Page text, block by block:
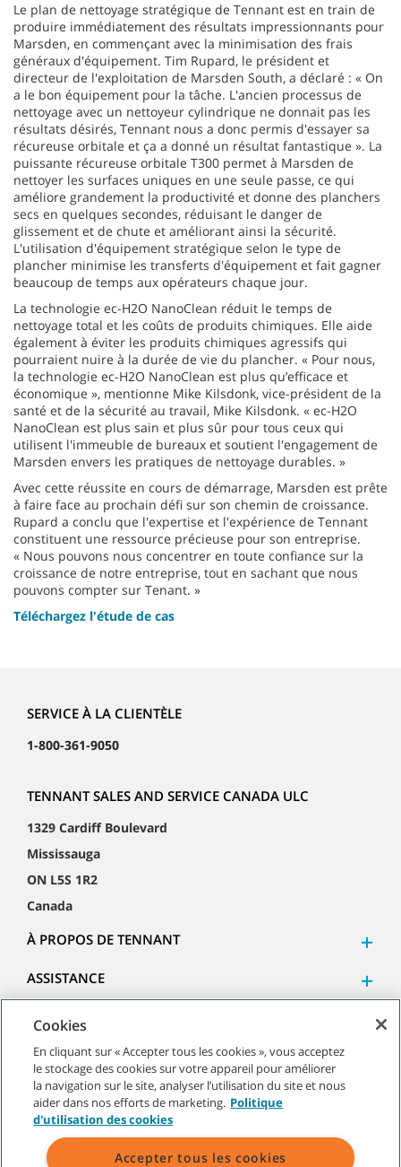
Le plan de nettoyage stratégique de Tennant est en train de
produire immédiatement des résultats impressionnants pour
Marsden, en commençant avec la minimisation des frais
généraux d'équipement. Tim Rupard, le président et
directeur de l'exploitation de Marsden South, a déclaré : « On
a le bon équipement pour la tâche. L'ancien processus de
nettoyage avec un nettoyeur cylindrique ne donnait pas les
résultats désirés, Tennant nous a donc permis d'essayer sa
récureuse orbitale et ça a donné un résultat fantastique ». La
puissante récureuse orbitale T300 permet à Marsden de
nettoyer les surfaces uniques en une seule passe, ce qui
améliore grandement la productivité et donne des planchers
secs en quelques secondes, réduisant le danger de
glissement et de chute et améliorant ainsi la sécurité.
L'utilisation d'équipement stratégique selon le type de
plancher minimise les transferts d'équipement et fait gagner
beaucoup de temps aux opérateurs chaque jour.
La technologie ec-H2O NanoClean réduit le temps de
nettoyage total et les coûts de produits chimiques. Elle aide
également à éviter les produits chimiques agressifs qui
pourraient nuire à la durée de vie du plancher. « Pour nous,
la technologie ec-H2O NanoClean est plus qu’efficace et
économique », mentionne Mike Kilsdonk, vice-président de la
santé et de la sécurité au travail, Mike Kilsdonk. « ec-H2O
NanoClean est plus sain et plus sûr pour tous ceux qui
utilisent l'immeuble de bureaux et soutient l'engagement de
Marsden envers les pratiques de nettoyage durables. »
Avec cette réussite en cours de démarrage, Marsden est prête
à faire face au prochain défi sur son chemin de croissance.
Rupard a conclu que l'expertise et l'expérience de Tennant
constituent une ressource précieuse pour son entreprise.
« Nous pouvons nous concentrer en toute confiance sur la
croissance de notre entreprise, tout en sachant que nous
pouvons compter sur Tenant. »
Téléchargez l'étude de cas
SERVICE À LA CLIENTÈLE
1-800-361-9050
TENNANT SALES AND SERVICE CANADA ULC
1329 Cardiff Boulevard
Mississauga
ON L5S 1R2
Canada
À PROPOS DE TENNANT
ASSISTANCE
© Tennant Company. Tous droits réservés.
Cookies
En cliquant sur « Accepter tous les cookies », vous acceptez
le stockage des cookies sur votre appareil pour améliorer
la navigation sur le site, analyser l’utilisation du site et nous
aider dans nos efforts de marketing. Politique
d'utilisation des cookies
Accepter tous les cookies